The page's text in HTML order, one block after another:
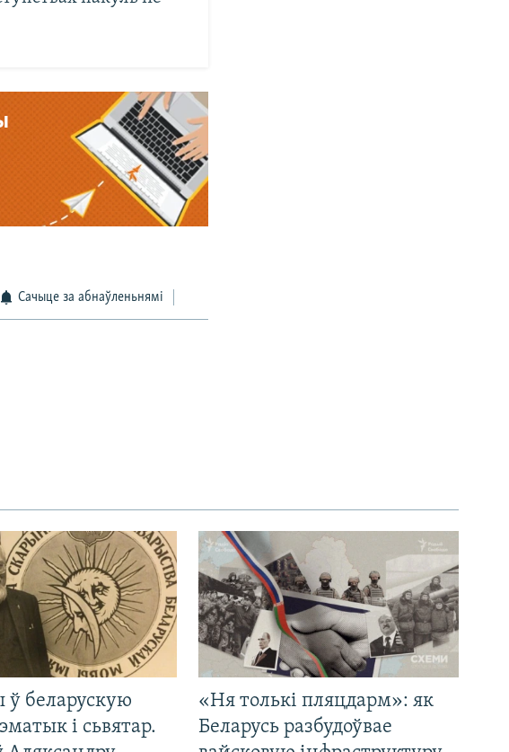
Сачыце за абнаўленьнямі
ў беларускую
і сьвятар.
«Ня толькі пляцдарм»: як
Беларусь разбудоўвае